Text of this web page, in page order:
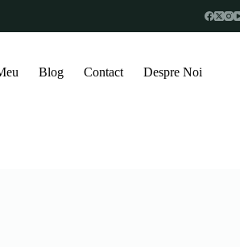
Blog Contact Despre Noi